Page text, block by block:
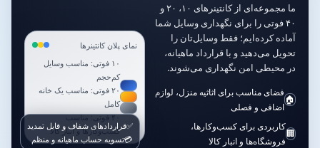
ما مجموعه‌ای از کانتینرهای ۱۰، ۲۰ و
۴۰ فوتی را برای نگهداری وسایل شما
آماده کرده‌ایم؛ فقط وسایل‌تان را
تحویل می‌دهید و با قرارداد ماهیانه،
در محیطی امن نگهداری می‌شوند.
🏠
فضای مناسب برای اثاثیه منزل، لوازم
اضافی و فصلی
🏢
کاربردی برای کسب‌وکارها،
فروشگاه‌ها و انبار کالا
نمای پلان کانتینرها
۱۰ فوتی: مناسب وسایل
کم‌حجم
۲۰ فوتی: مناسب یک خانه
کامل
۴۰ فوتی: مناسب
کسب‌وکارها و انبار کالا
✅قراردادهای شفاف و قابل تمدید
💳تسویه حساب ماهیانه و منظم